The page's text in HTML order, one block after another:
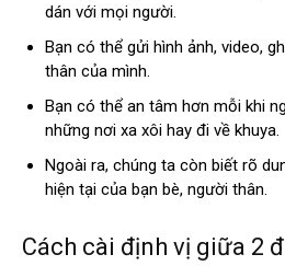
dán với mọi người.
Bạn có thể gửi hình ảnh, video,
thân của mình.
Bạn có thể an tâm hơn mỗi khi
những nơi xa xôi hay đi về khuya.
Ngoài ra, chúng ta còn biết rõ
hiện tại của bạn bè, người thân.
Cách cài định vị giữa 2